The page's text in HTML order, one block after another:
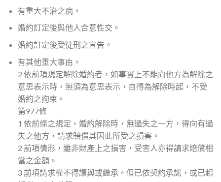
有重大不治之病。
婚約訂定後與他人合意性交。
婚約訂定後受徒刑之宣告。
有其他重大事由。
2 依前項規定解除婚約者，如事實上不能向他方為解除之
意思表示時，無須為意思表示，自得為解除時起，不受
婚約之拘束。
第977條
1 依前條之規定，婚約解除時，無過失之一方，得向有過
失之他方，請求賠償其因此所受之損害。
2 前項情形，雖非財產上之損害，受害人亦得請求賠償相
當之金額。
3 前項請求權不得讓與或繼承。但已依契約承諾，或已起